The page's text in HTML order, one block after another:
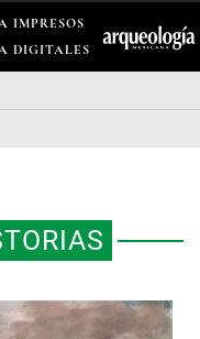
IMPRESOS
DIGITALES